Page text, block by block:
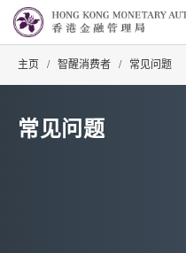
主页 / 智醒消费者 / 常见问题
常见问题